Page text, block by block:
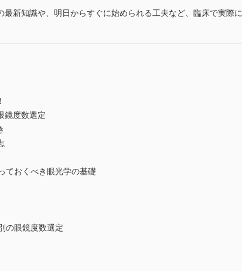
新知識や、明日からすぐに始められる工夫など、臨床で実際
鏡度数選定
おくべき眼光学の基礎
の眼鏡度数選定